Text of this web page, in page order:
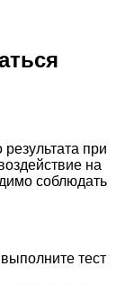
при
на
соблюдать
тест